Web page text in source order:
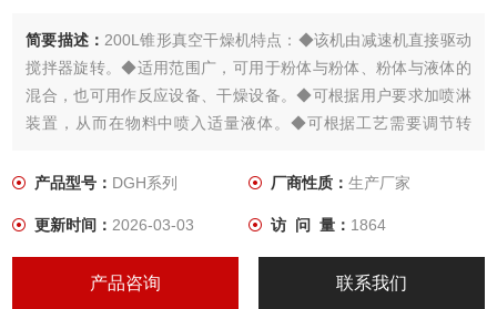
简要描述：200L锥形真空干燥机特点：◆该机由减速机直接驱动
搅拌器旋转。◆适用范围广，可用于粉体与粉体、粉体与液体的
混合，也可用作反应设备、干燥设备。◆可根据用户要求加喷淋
装置，从而在物料中喷入适量液体。◆可根据工艺需要调节转
混合作用占主导地位,因此通过选用此设备，可以将原先需要二种
产品型号： DGH系列 厂商性质： 生产厂家
更新时间：2026-03-03 访 问 量： 1864
产品咨询 联系我们